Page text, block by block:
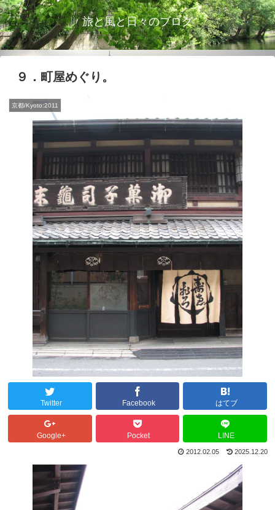
旅と風と日々のブログ
９．町屋めぐり。
京都/Kyoto:2011
Twitter Facebook はてブ
Google+ Pocket LINE
2012.02.05 2025.12.20